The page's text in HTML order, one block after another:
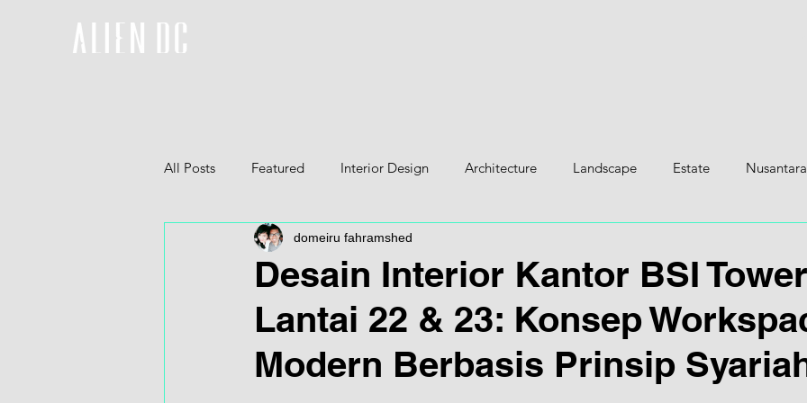
All Posts Featured Interior Design Architecture Landscape Estate Nusantara
3D
Desain Interior Kantor BSI Tower
Lantai 22 & 23: Konsep
Modern Berbasis Prinsip
domeiru fahramshed